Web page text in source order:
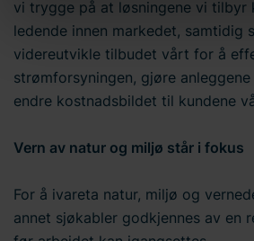
samtykket ditt, kan du når som helst
innstillinger" i bunnteksten på
Holding AB er behandlingsansvarlig
informasjonskapsler og behandling av
personopplysninger. Du kan lese
vi behandlerpersonopplysninger.
samtykket ditt.
vi trygge på at løsningene vi tilbyr
ledende innen markedet, samtidig
videreutvikle tilbudet vårt for å
strømforsyningen, gjøre
endre kostnadsbildet til kundene
Vern av natur og miljø står i fokus
For å ivareta natur, miljø og
annet sjøkabler godkjennes av en